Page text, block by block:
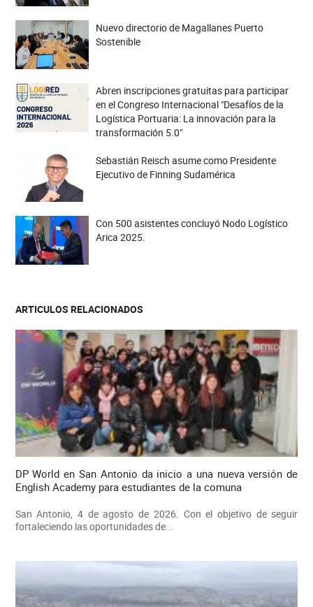
Nuevo directorio de Magallanes Puerto
Sostenible
Abren inscripciones gratuitas para participar
en el Congreso Internacional "Desafíos de la
Logística Portuaria: La innovación para la
transformación 5.0"
Sebastián Reisch asume como Presidente
Ejecutivo de Finning Sudamérica
Con 500 asistentes concluyó Nodo Logístico
Arica 2025.
ARTICULOS RELACIONADOS
DP World en San Antonio da inicio a una nueva versión de
English Academy para estudiantes de la comuna
San Antonio, 4 de agosto de 2026. Con el objetivo de seguir
fortaleciendo las oportunidades de...